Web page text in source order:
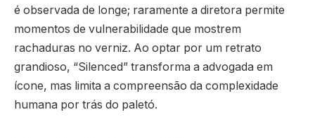
é observada de longe; raramente a diretora permite
momentos de vulnerabilidade que mostrem
rachaduras no verniz. Ao optar por um retrato
grandioso, “Silenced” transforma a advogada em
ícone, mas limita a compreensão da complexidade
humana por trás do paletó.